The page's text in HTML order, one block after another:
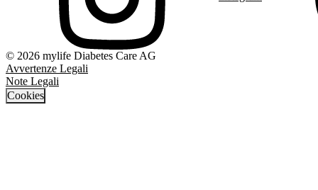
© 2026 mylife Diabetes Care AG
Avvertenze Legali
Note Legali
Cookies